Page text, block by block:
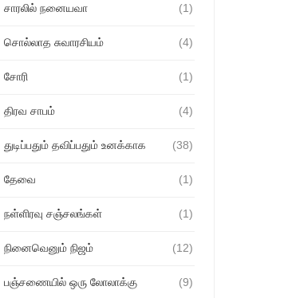
சாரலில் நனையவா (1)
சொல்லாத சுவாரசியம் (4)
சோரி (1)
திரவ சாபம் (4)
துடிப்பதும் தவிப்பதும் உனக்காக (38)
தேவை (1)
நள்ளிரவு சஞ்சலங்கள் (1)
நினைவெனும் நிஜம் (12)
பஞ்சணையில் ஒரு லோலாக்கு (9)